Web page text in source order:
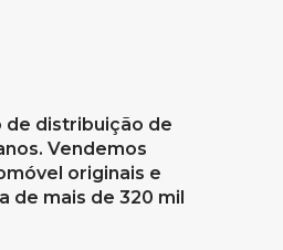
de distribuição de
Vendemos
originais e
de mais de 320 mil